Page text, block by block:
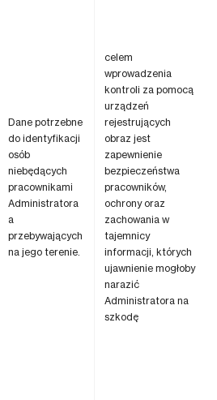
Dane potrzebne
do identyfikacji
osób
niebędących
pracownikami
Administratora
a
przebywających
na jego terenie.
celem
wprowadzenia
kontroli za pomocą
urządzeń
rejestrujących
obraz jest
zapewnienie
bezpieczeństwa
pracowników,
ochrony oraz
zachowania w
tajemnicy
informacji, których
ujawnienie mogłoby
narazić
Administratora na
szkodę